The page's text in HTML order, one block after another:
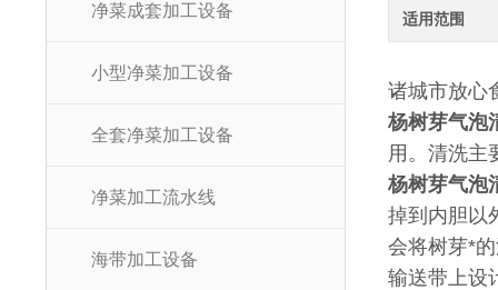
净菜成套加工设备
小型净菜加工设备
全套净菜加工设备
净菜加工流水线
海带加工设备
适用范围
诸城市放心
杨树芽气泡
用。清洗主
杨树芽气泡
掉到内胆以
会将树芽*
输送带上设